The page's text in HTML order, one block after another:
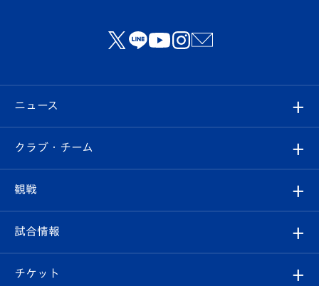
ニュース
すべて
クラブ
試合情報
クラブ・チーム
クラブ概要
観戦
観戦ルール
試合情報
試合日程/結果
チケット